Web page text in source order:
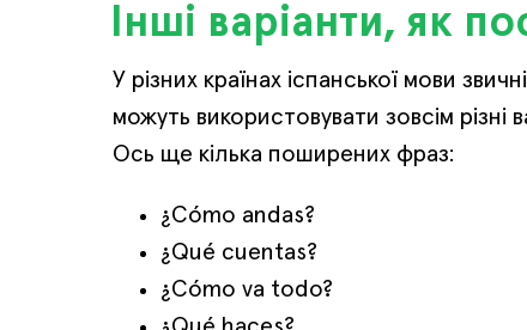
У різних країнах іспанської мови
можуть використовувати зовсім різні
Ось ще кілька поширених фраз:
¿Cómo andas?
¿Qué cuentas?
¿Cómo va todo?
Інші варіанти, як